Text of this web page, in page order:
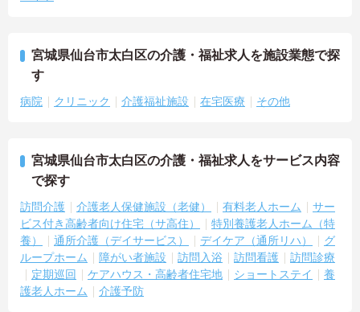
宮城県仙台市太白区の介護・福祉求人を施設業態で探
す
病院 クリニック 介護福祉施設 在宅医療 その他
宮城県仙台市太白区の介護・福祉求人をサービス内容
で探す
訪問介護 介護老人保健施設（老健） 有料老人ホーム
サー
ビス付き高齢者向け住宅（サ高住）
特別養護老人ホーム（特
養）
通所介護（デイサービス） デイケア（通所リハ）
グ
ループホーム
障がい者施設 訪問入浴 訪問看護
訪問診療
定期巡回
ケアハウス・高齢者住宅地 ショートステイ
養
護老人ホーム
介護予防